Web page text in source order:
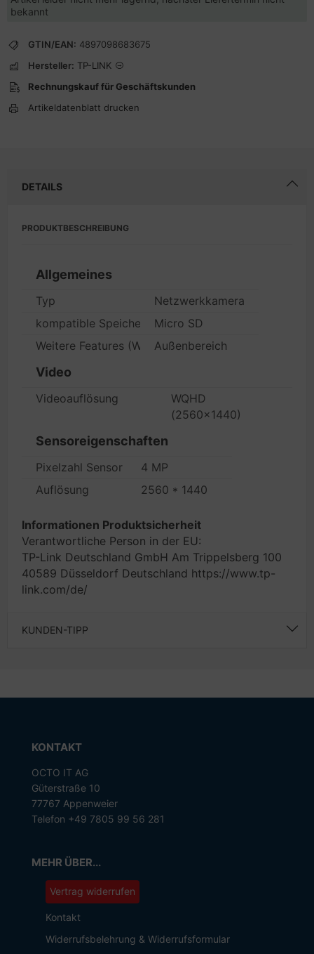
bekannt
GTIN/EAN: 4897098683675
Hersteller: TP-LINK
Rechnungskauf für Geschäftskunden
Artikeldatenblatt drucken
DETAILS
PRODUKTBESCHREIBUNG
Allgemeines
Typ
Netzwerkkamera
kompatible SpeicherkartenMicro SD
Weitere Features (Wasserdicht, ...)
Außenbereich
Video
Videoauflösung
WQHD
(2560x1440)
Sensoreigenschaften
Pixelzahl Sensor nativ4 MP
Auflösung
2560 * 1440
Informationen Produktsicherheit
Verantwortliche Person in der EU:
TP-Link Deutschland GmbH Am Trippelsberg 100
40589 Düsseldorf Deutschland https://www.tp-
link.com/de/
KUNDEN-TIPP
KONTAKT
OCTO IT AG
Güterstraße 10
77767 Appenweier
Telefon +49 7805 99 56 281
MEHR ÜBER...
Vertrag widerrufen
Kontakt
Widerrufsbelehrung & Widerrufsformular